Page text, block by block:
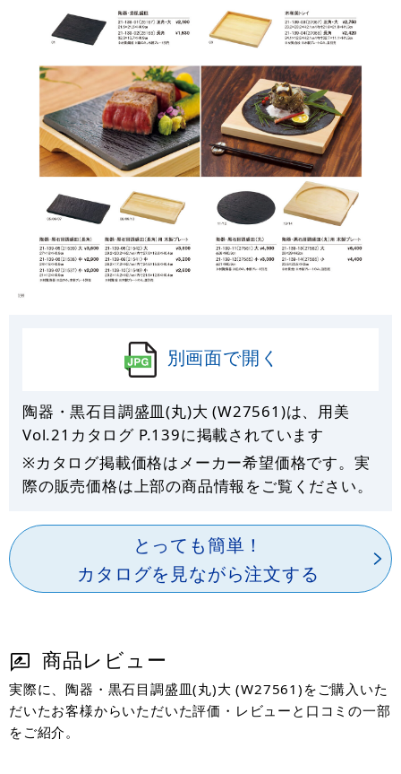
別画面で開く
陶器・黒石目調盛皿(丸)大 (W27561)は、用美
Vol.21カタログ P.139に掲載されています
※カタログ掲載価格はメーカー希望価格です。実
際の販売価格は上部の商品情報をご覧ください。
とっても簡単！
カタログを見ながら注文する
商品レビュー
実際に、陶器・黒石目調盛皿(丸)大 (W27561)をご購入いた
だいたお客様からいただいた評価・レビューと口コミの一部
をご紹介。